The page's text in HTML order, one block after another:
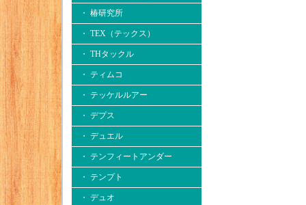
・ 椿研究所
・ TEX（テックス）
・ THタックル
・ ティムコ
・ テッケルルアー
・ デプス
・ デュエル
・ テンフィートアンダー
・ テンプト
・ デュオ